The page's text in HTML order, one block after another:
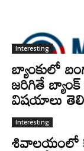
Interesting
బ్యాంకులో
జరిగితే
విషయాలు
Interesting
శివాలయంలో